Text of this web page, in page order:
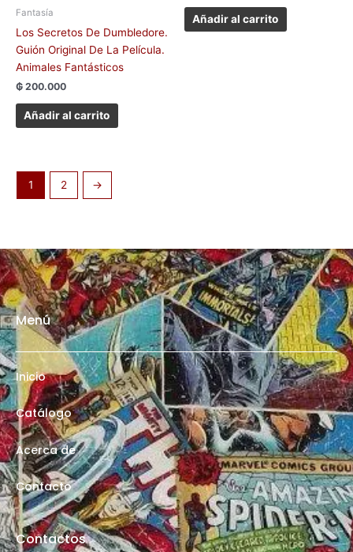
Fantasía
Los Secretos De Dumbledore.
Guión Original De La Película.
Animales Fantásticos
₲ 200.000
Añadir al carrito
Añadir al carrito
1 2 →
Menú
Inicio
Catálogo
Acerca de
Contacto
Contactos